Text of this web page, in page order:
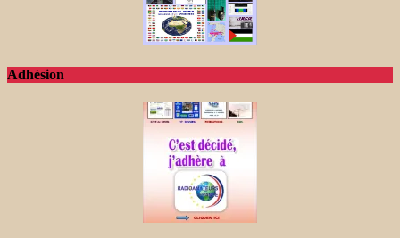
Adhésion